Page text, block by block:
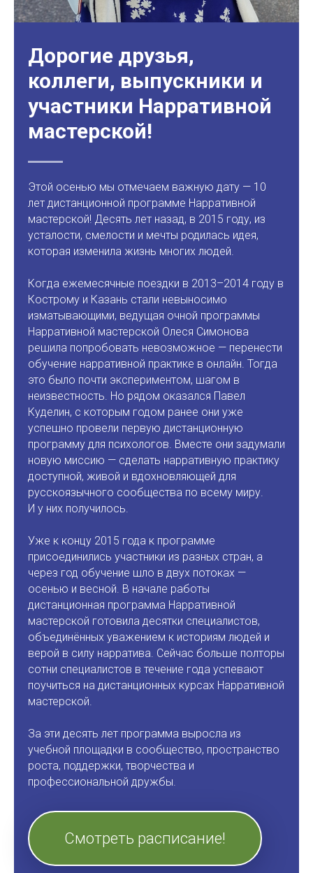
Дорогие друзья,
коллеги, выпускники и
участники Нарративной
мастерской!
Этой осенью мы отмечаем важную дату — 10
лет дистанционной программе Нарративной
мастерской! Десять лет назад, в 2015 году, из
усталости, смелости и мечты родилась идея,
которая изменила жизнь многих людей.
Когда ежемесячные поездки в 2013–2014 году в
Кострому и Казань стали невыносимо
изматывающими, ведущая очной программы
Нарративной мастерской Олеся Симонова
решила попробовать невозможное — перенести
обучение нарративной практике в онлайн. Тогда
это было почти экспериментом, шагом в
неизвестность. Но рядом оказался Павел
Куделин, с которым годом ранее они уже
успешно провели первую дистанционную
программу для психологов. Вместе они задумали
новую миссию — сделать нарративную практику
доступной, живой и вдохновляющей для
русскоязычного сообщества по всему миру.
И у них получилось.
Уже к концу 2015 года к программе
присоединились участники из разных стран, а
через год обучение шло в двух потоках —
осенью и весной. В начале работы
дистанционная программа Нарративной
мастерской готовила десятки специалистов,
объединённых уважением к историям людей и
верой в силу нарратива. Сейчас больше полторы
сотни специалистов в течение года успевают
поучиться на дистанционных курсах Нарративной
мастерской.
За эти десять лет программа выросла из
учебной площадки в сообщество, пространство
роста, поддержки, творчества и
профессиональной дружбы.
Смотреть расписание!